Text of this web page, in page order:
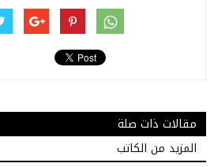
مقالات ذات صلة
المزيد من الكاتب